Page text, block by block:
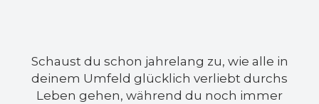
Schaust du schon jahrelang zu, wie alle in
deinem Umfeld glücklich verliebt durchs
Leben gehen, während du noch immer